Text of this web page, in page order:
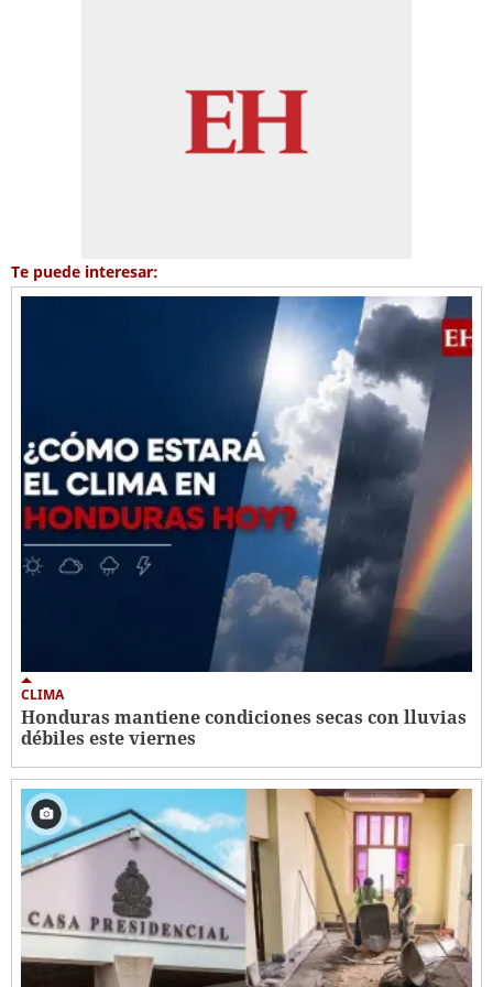
Te puede interesar:
CLIMA
Honduras mantiene condiciones secas con lluvias
débiles este viernes